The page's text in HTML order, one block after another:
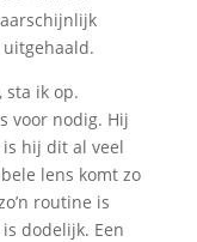
sta ik op.
voor nodig. Hij
hij dit al veel
lens komt zo
routine is
dodelijk. Een